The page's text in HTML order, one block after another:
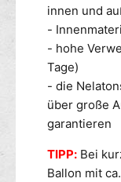
a
u
s
a
e
x
/
S
h
e
t
r
a
u
L
a
innen und
-
- hohe
Tage)
- die
über große
garantieren
TIPP: Bei
Ballon mit